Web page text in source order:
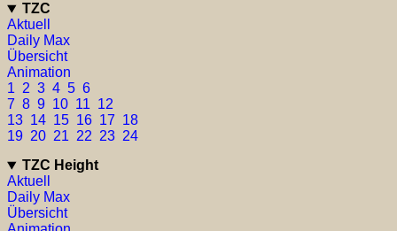
TZC
Aktuell
Daily Max
Übersicht
Animation
1 2 3 4 5 6
7 8 9 10 11 12
13 14 15 16 17 18
19 20 21 22 23 24
TZC Height
Aktuell
Daily Max
Übersicht